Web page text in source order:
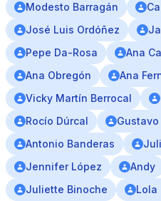
Modesto Barragán
José Luis Ordóñez
Pepe Da-Rosa
Ana
Ana Obregón
Ana
Vicky Martín Berrocal
Rocío Dúrcal
Antonio Banderas
Jennifer López
Andy
Juliette Binoche
Lola